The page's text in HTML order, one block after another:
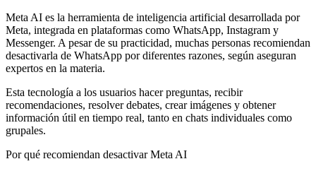
Meta AI es la herramienta de inteligencia artificial desarrollada por
Meta, integrada en plataformas como WhatsApp, Instagram y
Messenger. A pesar de su practicidad, muchas personas recomiendan
desactivarla de WhatsApp por diferentes razones, según aseguran
expertos en la materia.
Esta tecnología a los usuarios hacer preguntas, recibir
recomendaciones, resolver debates, crear imágenes y obtener
información útil en tiempo real, tanto en chats individuales como
grupales.
Por qué recomiendan desactivar Meta AI